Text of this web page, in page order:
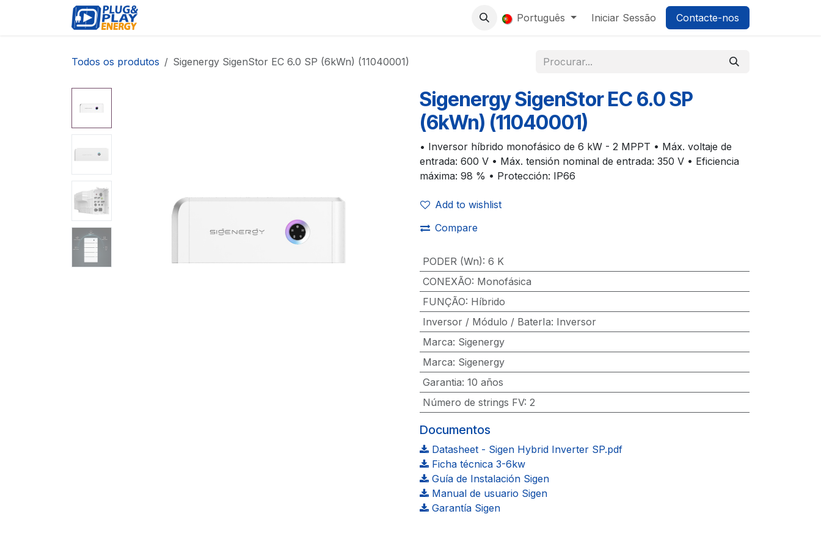
Pular para o conteúdo
0 Português Iniciar Sessão Contacte-nos
Todos os produtos Sigenergy SigenStor EC 6.0 SP (6kWn) (11040001)
Sigenergy SigenStor EC 6.0 SP
(6kWn) (11040001)
• Inversor híbrido monofásico de 6 kW - 2 MPPT • Máx. voltaje de
entrada: 600 V • Máx. tensión nominal de entrada: 350 V • Eficiencia
máxima: 98 % • Protección: IP66
Add to wishlist
Compare
PODER (Wn): 6 K
CONEXÃO: Monofásica
FUNÇÃO: Híbrido
Inversor / Módulo / BaterIa: Inversor
Marca: Sigenergy
Marca: Sigenergy
Garantia: 10 años
Número de strings FV: 2
Documentos
Datasheet - Sigen Hybrid Inverter SP.pdf
Ficha técnica 3-6kw
Guía de Instalación Sigen
Manual de usuario Sigen
Garantía Sigen